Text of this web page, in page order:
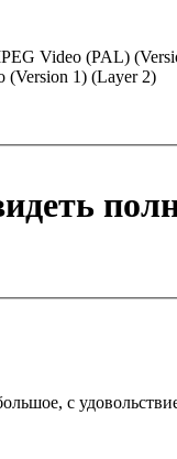
Video (PAL)
(Version 1) (Layer 2)
с